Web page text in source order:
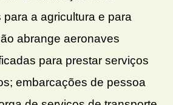
a agricultura e para
abrange aeronaves
para prestar serviços
embarcações de pessoa